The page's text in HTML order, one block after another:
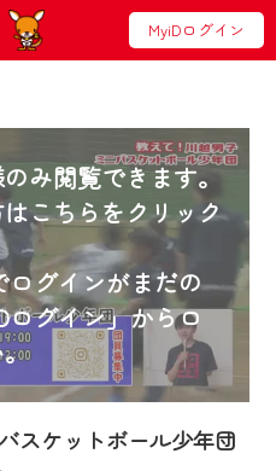
MyiDログイン
み閲覧できます。
こちらをクリック
グインがまだの
グイン」からロ
スケットボール少年団
せ
Web TV』は2024
アルします！